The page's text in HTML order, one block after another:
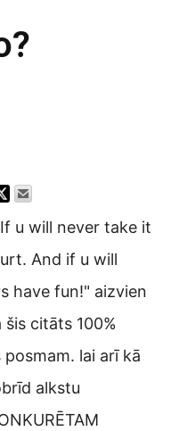
u will never take it
And if u will
have fun!" aizvien
citāts 100%
lai arī kā
alkstu